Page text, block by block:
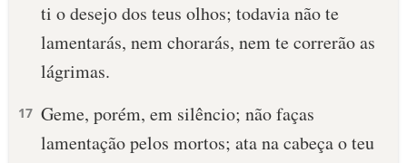
ti o desejo dos teus olhos; todavia não te
lamentarás, nem chorarás, nem te correrão as
lágrimas.
17 Geme, porém, em silêncio; não faças
lamentação pelos mortos; ata na cabeça o teu